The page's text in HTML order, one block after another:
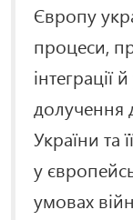
Європу
процеси,
інтеграції
долучення
України та
у
умовах